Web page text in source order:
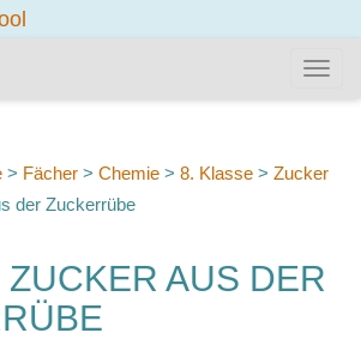
> Fächer > Chemie > 8. Klasse > Zucker
der Zuckerrübe
AUS DER